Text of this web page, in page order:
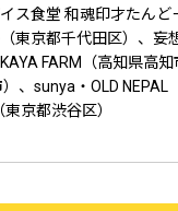
ス食堂 和魂印才たんど
東京都千代田区）、妄
FARM（高知県高
、sunya・OLD NEPAL
京都渋谷区）